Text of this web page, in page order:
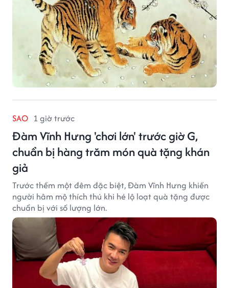
SAO 1 giờ trước
Đàm Vĩnh Hưng 'chơi lớn' trước giờ G,
chuẩn bị hàng trăm món quà tặng khán
giả
Trước thềm một đêm đặc biệt, Đàm Vĩnh Hưng khiến
người hâm mộ thích thú khi hé lộ loạt quà tặng được
chuẩn bị với số lượng lớn.